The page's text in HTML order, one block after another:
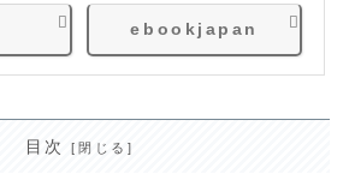
ebookjapan
目次